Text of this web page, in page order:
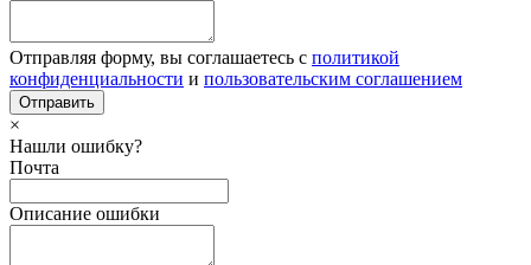
Отправляя форму, вы соглашаетесь с политикой
конфиденциальности и пользовательским соглашением
×
Нашли ошибку?
Почта
Описание ошибки